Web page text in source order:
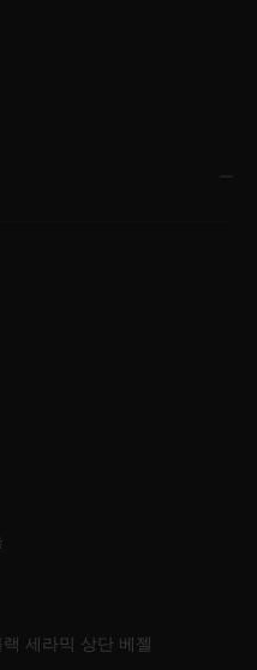
세라믹 상단 베젤